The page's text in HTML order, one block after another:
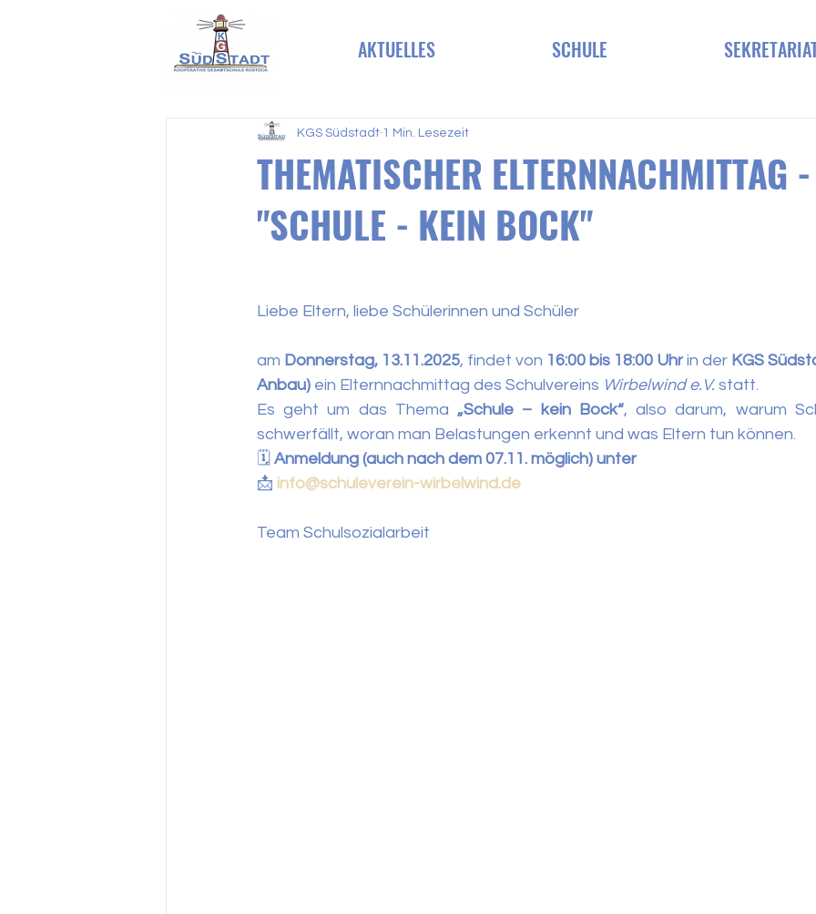
AKTUELLES SCHULE
THEMATISCHER ELTERNNACHMITTAG -
"SCHULE - KEIN BOCK"
KGS Südstadt 1 Min. Lesezeit
Liebe Eltern, liebe Schülerinnen und Schüler
am Donnerstag, 13.11.2025, findet von 16:00 bis 18:00 Uhr in der KGS
Anbau) ein Elternnachmittag des Schulvereins Wirbelwind e.V. statt.
Es geht um das Thema „Schule – kein Bock“, also darum, warum
schwerfällt, woran man Belastungen erkennt und was Eltern tun können.
🗓 Anmeldung (auch nach dem 07.11. möglich) unter
📩 info@schuleverein-wirbelwind.de
Team Schulsozialarbeit